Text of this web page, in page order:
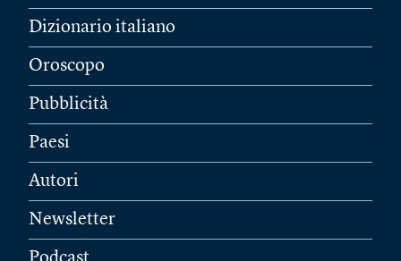
Dizionario italiano
Oroscopo
Pubblicità
Paesi
Autori
Newsletter